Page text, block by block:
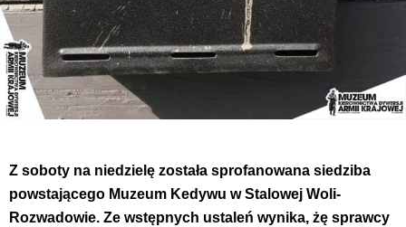
Z soboty na niedzielę została sprofanowana siedziba
powstającego Muzeum Kedywu w Stalowej Woli-
Rozwadowie. Ze wstępnych ustaleń wynika, żę sprawcy